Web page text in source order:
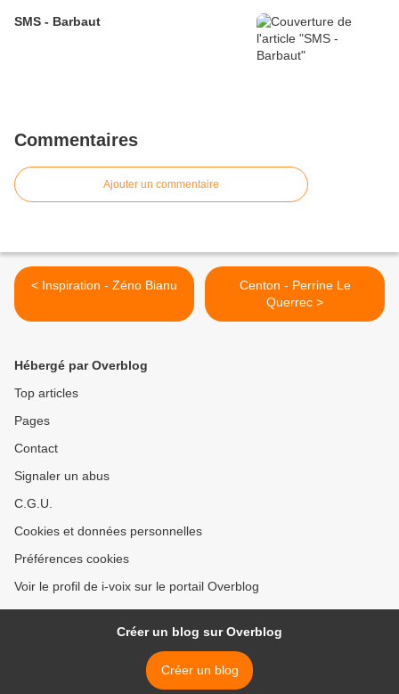
SMS - Barbaut
Commentaires
Ajouter un commentaire
< Inspiration - Zéno Bianu
Centon - Perrine Le
Querrec >
Hébergé par Overblog
Top articles
Pages
Contact
Signaler un abus
C.G.U.
Cookies et données personnelles
Préférences cookies
Voir le profil de i-voix sur le portail Overblog
Créer un blog sur Overblog
Créer un blog